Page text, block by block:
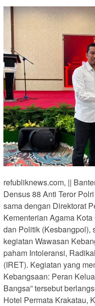
refubliknews.com, ||
Densus 88 Anti Teror
sama dengan Direktorat
Kementerian Agama
dan Politik (Kesbangpol),
kegiatan Wawasan
paham Intoleransi,
(IRET). Kegiatan yang
Kebangsaan: Peran
Bangsa” tersebut
Hotel Permata Krakatau,